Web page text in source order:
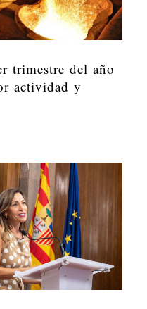
trimestre del año
actividad y